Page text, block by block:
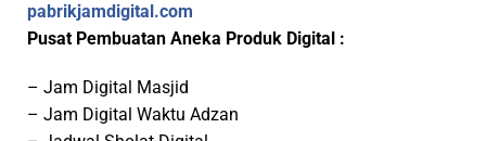
pabrikjamdigital.com
Pusat Pembuatan Aneka Produk Digital :
– Jam Digital Masjid
– Jam Digital Waktu Adzan